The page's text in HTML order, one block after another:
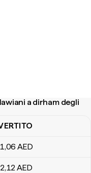
a dirham degli
a dirham degli EAU
1,06 AED
2,12AED